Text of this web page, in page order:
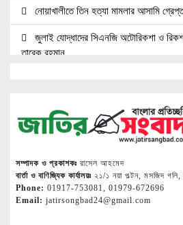
নোয়াখালীতে তিন হত্যা মামলার আসামি
জুলাই যোদ্ধাদের সিএনজি অটোরিকশা ও
তারেক রহমান
নোয়াখালীতে ৯৭৯০ ইয়াবাসহ দুই পাচারকারী
নোয়াখালীতে সিএনজিতে ১১ কেজি গাঁজা,
নোয়াখালীতে বিএনপি নেতাকে গুলি, লাগল
দলকে সুসংগঠিত ও জনমুখী করতে
শ্রীমঙ্গলের এমপি মুজিবের
সম্পাদক ও প্রকাশকঃ রাসেল আহমেদ
বার্তা ও বাণিজ্যিক কার্যালয়ঃ ২১/১ নয়া পল্টন, মসজিদ গলি,
Phone: 01917-753081, 01979-672696
Email: jatirsongbad24@gmail.com